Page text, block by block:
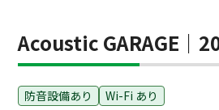
Acoustic GARAGE｜
防音設備あり Wi-Fi あり